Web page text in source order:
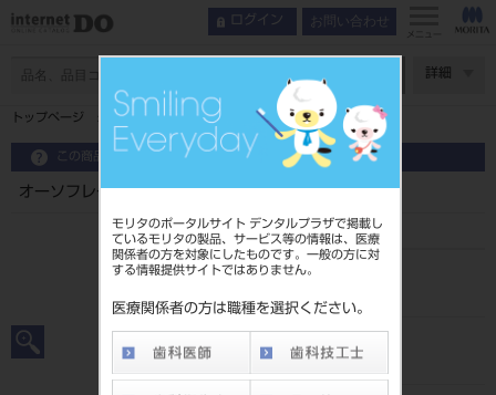
モリタのポータルサイト デンタルプラザで掲載し
ているモリタの製品、サービス等の情報は、医療
関係者の方を対象にしたものです。一般の方に対
する情報提供サイトではありません。
医療関係者の方は職種を選択ください。
ログイン お問い合わせ
メニュー
詳細
トップページ オーソフレーム ガスボンベ １３０ｇ ＯＦＧ
この商品に関するお問い合わせ
オーソフレーム ガスボンベ １３０ｇ ＯＦＧ
品目コード
4903130012072